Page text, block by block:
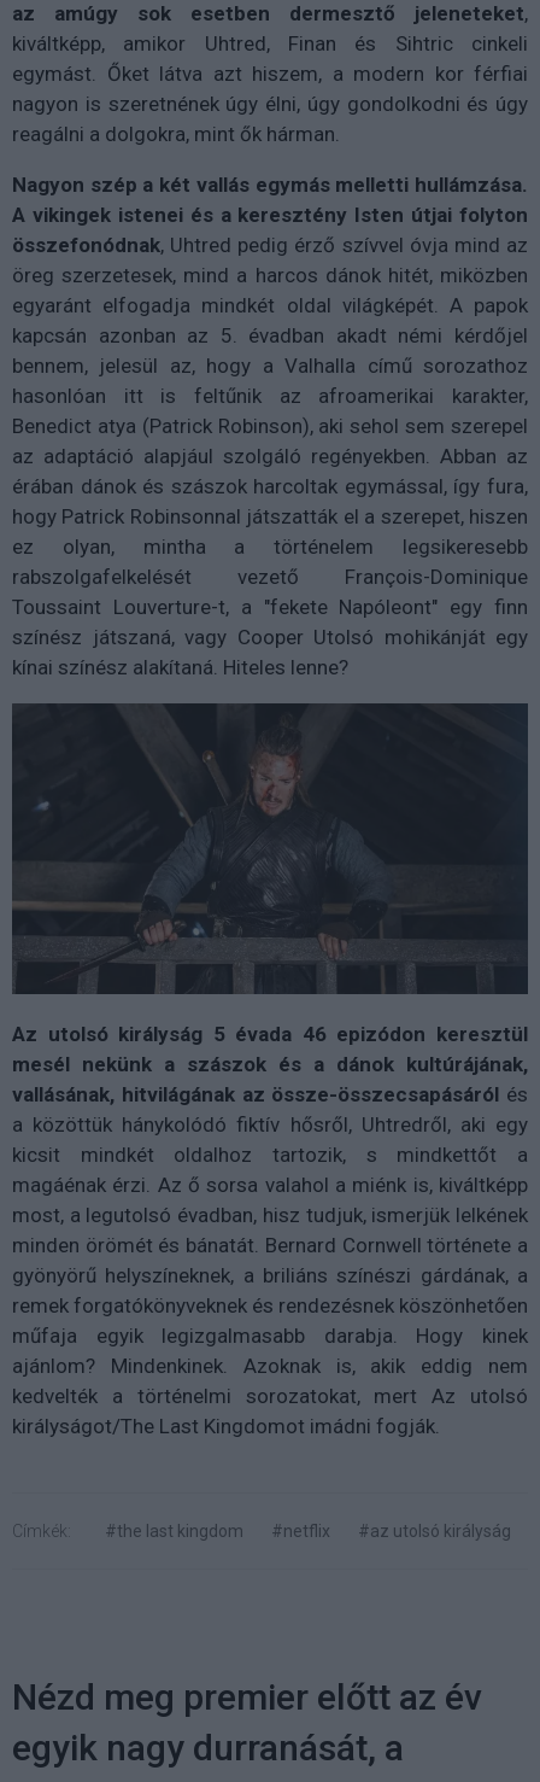
az amúgy sok esetben dermesztő jeleneteket,
kiváltképp, amikor Uhtred, Finan és Sihtric cinkeli
egymást. Őket látva azt hiszem, a modern kor férfiai
nagyon is szeretnének úgy élni, úgy gondolkodni és úgy
reagálni a dolgokra, mint ők hárman.
Nagyon szép a két vallás egymás melletti hullámzása.
A vikingek istenei és a keresztény Isten útjai folyton
összefonódnak, Uhtred pedig érző szívvel óvja mind az
öreg szerzetesek, mind a harcos dánok hitét, miközben
egyaránt elfogadja mindkét oldal világképét. A papok
kapcsán azonban az 5. évadban akadt némi kérdőjel
bennem, jelesül az, hogy a Valhalla című sorozathoz
hasonlóan itt is feltűnik az afroamerikai karakter,
Benedict atya (Patrick Robinson), aki sehol sem szerepel
az adaptáció alapjául szolgáló regényekben. Abban az
érában dánok és szászok harcoltak egymással, így fura,
hogy Patrick Robinsonnal játszatták el a szerepet, hiszen
ez olyan, mintha a történelem legsikeresebb
rabszolgafelkelését vezető François-Dominique
Toussaint Louverture-t, a "fekete Napóleont" egy finn
színész játszaná, vagy Cooper Utolsó mohikánját egy
kínai színész alakítaná. Hiteles lenne?
Az utolsó királyság 5 évada 46 epizódon keresztül
mesél nekünk a szászok és a dánok kultúrájának,
vallásának, hitvilágának az össze-összecsapásáról és
a közöttük hánykolódó fiktív hősről, Uhtredről, aki egy
kicsit mindkét oldalhoz tartozik, s mindkettőt a
magáénak érzi. Az ő sorsa valahol a miénk is, kiváltképp
most, a legutolsó évadban, hisz tudjuk, ismerjük lelkének
minden örömét és bánatát. Bernard Cornwell története a
gyönyörű helyszíneknek, a briliáns színészi gárdának, a
remek forgatókönyveknek és rendezésnek köszönhetően
műfaja egyik legizgalmasabb darabja. Hogy kinek
ajánlom? Mindenkinek. Azoknak is, akik eddig nem
kedvelték a történelmi sorozatokat, mert Az utolsó
királyságot/The Last Kingdomot imádni fogják.
Címkék: #the last kingdom #netflix #az utolsó királyság
Nézd meg premier előtt az év
egyik nagy durranását, a